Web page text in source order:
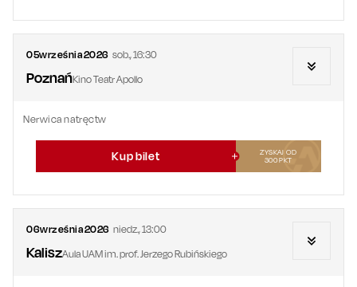
05września2026 sob.,16:30
PoznańKino Teatr Apollo
Nerwica natręctw
Kup bilet
ZYSKAJ OD
300PKT
06września2026 niedz.,13:00
KaliszAula UAM im. prof. Jerzego Rubińskiego